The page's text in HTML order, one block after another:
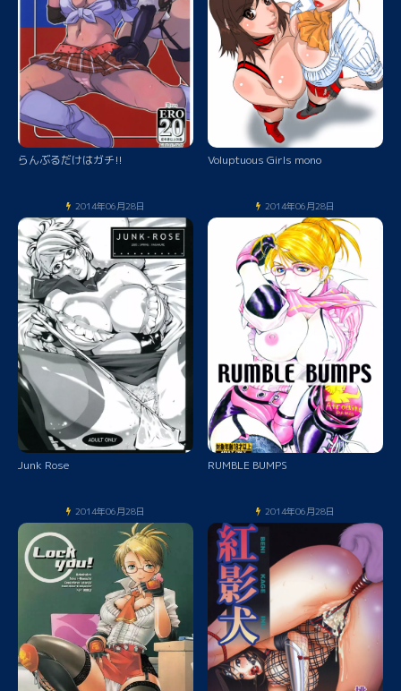
らんぶるだけはガチ!! Voluptuous Girls mono
2014年06月28日
Junk Rose
2014年06月28日
RUMBLE BUMPS
2014年06月28日 2014年06月28日